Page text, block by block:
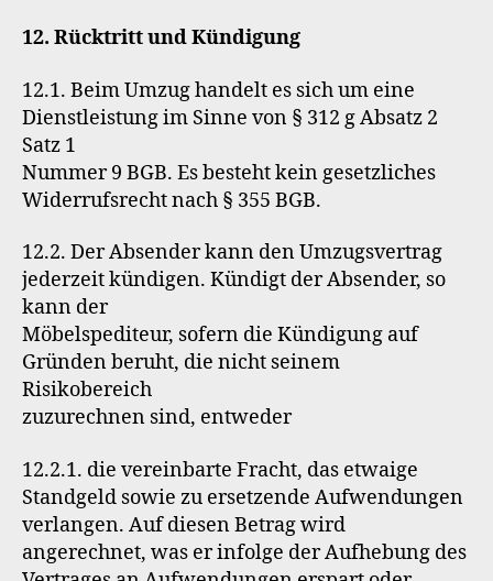
12. Rücktritt und Kündigung
12.1. Beim Umzug handelt es sich um eine
Dienstleistung im Sinne von § 312 g Absatz 2
Satz 1
Nummer 9 BGB. Es besteht kein gesetzliches
Widerrufsrecht nach § 355 BGB.
12.2. Der Absender kann den Umzugsvertrag
jederzeit kündigen. Kündigt der Absender, so
kann der
Möbelspediteur, sofern die Kündigung auf
Gründen beruht, die nicht seinem
Risikobereich
zuzurechnen sind, entweder
12.2.1. die vereinbarte Fracht, das etwaige
Standgeld sowie zu ersetzende Aufwendungen
verlangen. Auf diesen Betrag wird
angerechnet, was er infolge der Aufhebung des